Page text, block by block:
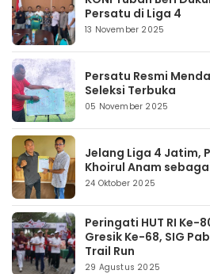
Persatu di Liga 4
13 November 2025
Persatu Resmi
Seleksi Terbuka
05 November 2025
Jelang Liga 4 Jatim,
Khoirul Anam
24 Oktober 2025
Peringati HUT RI Ke-
Gresik Ke-68, SIG
Trail Run
29 Agustus 2025